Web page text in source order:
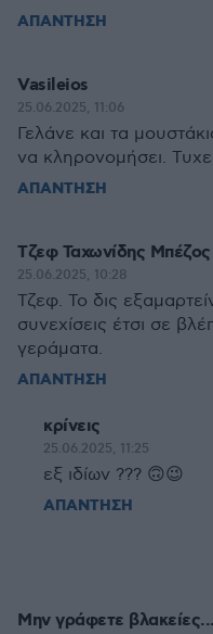
ΑΠΑΝΤΗΣΗ
Vasileios
25.06.2025, 11:06
Γελάνε και τα
να κληρονομήσει.
ΑΠΑΝΤΗΣΗ
Τζεφ Ταχωνίδης Μπέζος
25.06.2025, 10:28
Τζεφ. Το δις
συνεχίσεις έτσι σε
γεράματα.
ΑΠΑΝΤΗΣΗ
κρίνεις
25.06.2025, 11:25
εξ ιδίων ??? 🙃😉
ΑΠΑΝΤΗΣΗ
Μην γράφετε βλακείες...